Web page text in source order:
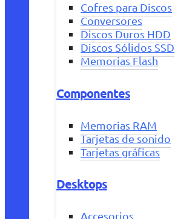
Cofres para Discos
Conversores
Discos Duros HDD
Discos Sólidos SSD
Memorias Flash
Componentes
Memorias RAM
Tarjetas de sonido
Tarjetas gráficas
Desktops
Accesorios